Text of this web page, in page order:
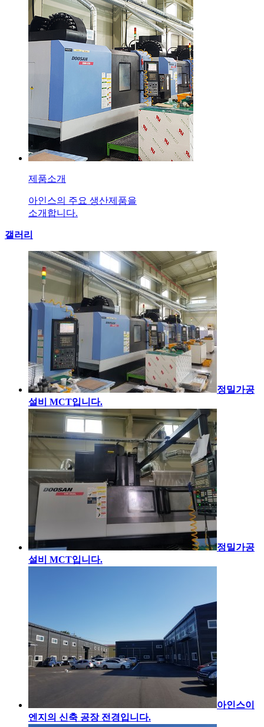
제품소개
아인스의 주요 생산제품을
소개합니다.
갤러리
정밀가공
설비 MCT입니다.
정밀가공
설비 MCT입니다.
아인스이
엔지의 신축 공장 전경입니다.